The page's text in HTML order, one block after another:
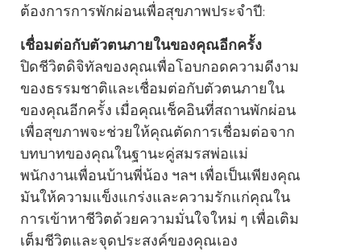
ต้องการการพักผ่อนเพื่อสุขภาพประจําปี:
เชื่อมต่อกับตัวตนภายในของคุณอีกครั้ง
ปิดชีวิตดิจิทัลของคุณเพื่อโอบกอดความดีงาม
ของธรรมชาติและเชื่อมต่อกับตัวตนภายใน
ของคุณอีกครั้ง เมื่อคุณเช็คอินที่สถานพักผ่อน
เพื่อสุขภาพจะช่วยให้คุณตัดการเชื่อมต่อจาก
บทบาทของคุณในฐานะคู่สมรสพ่อแม่
พนักงานเพื่อนบ้านพี่น้อง ฯลฯ เพื่อเป็นเพียงคุณ
มันให้ความแข็งแกร่งและความรักแก่คุณใน
การเข้าหาชีวิตด้วยความมั่นใจใหม่ ๆ เพื่อเติม
เต็มชีวิตและจุดประสงค์ของคุณเอง